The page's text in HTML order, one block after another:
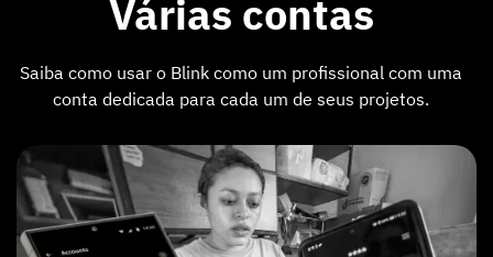
Várias contas
Saiba como usar o Blink como um profissional com uma
conta dedicada para cada um de seus projetos.